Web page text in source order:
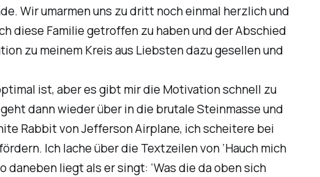
Wir umarmen uns zu dritt noch einmal herzlich und
diese Familie getroffen zu haben und der Abschied
zu meinem Kreis aus Liebsten dazu gesellen und
ist, aber es gibt mir die Motivation schnell zu
dann wieder über in die brutale Steinmasse und
Rabbit von Jefferson Airplane, ich scheitere bei
Ich lache über die Textzeilen von ‘Hauch mich
daneben liegt als er singt: ‘Was die da oben sich